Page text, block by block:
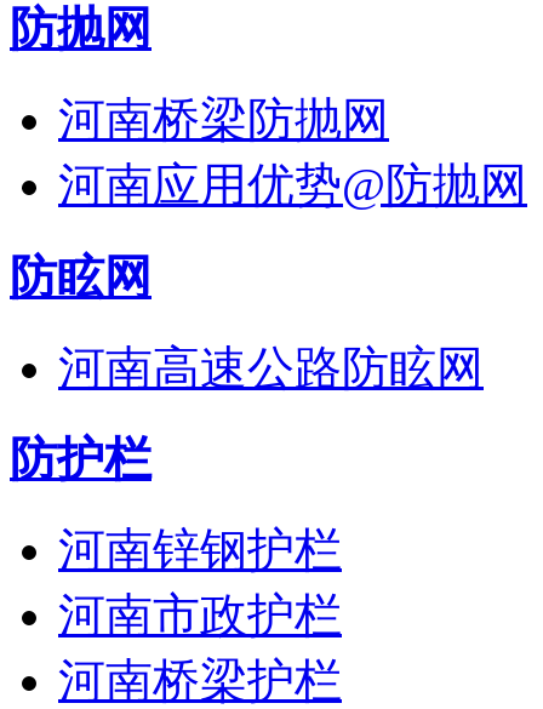
防抛网
河南桥梁防抛网
河南应用优势@防抛网
防眩网
河南高速公路防眩网
防护栏
河南锌钢护栏
河南市政护栏
河南桥梁护栏